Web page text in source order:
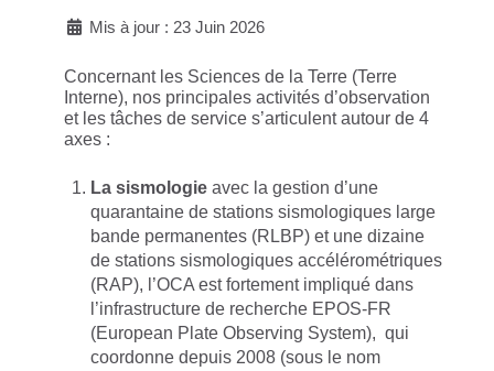
Mis à jour : 23 Juin 2026
Concernant les Sciences de la Terre (Terre
Interne), nos principales activités d’observation
et les tâches de service s’articulent autour de 4
axes :
La sismologie avec la gestion d’une
quarantaine de stations sismologiques large
bande permanentes (RLBP) et une dizaine
de stations sismologiques accélérométriques
(RAP), l’OCA est fortement impliqué dans
l’infrastructure de recherche EPOS-FR
(European Plate Observing System), qui
coordonne depuis 2008 (sous le nom